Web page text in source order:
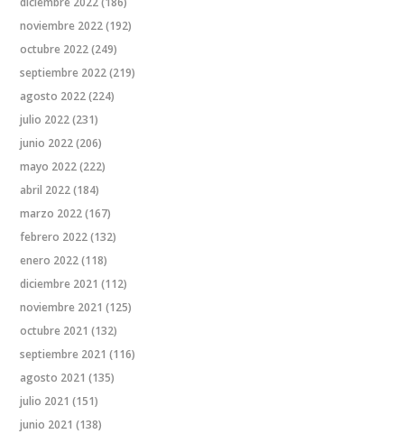
noviembre 2022(192)
octubre 2022(249)
septiembre 2022(219)
agosto 2022(224)
julio 2022(231)
junio 2022(206)
mayo 2022(222)
abril 2022(184)
marzo 2022(167)
febrero 2022(132)
enero 2022(118)
diciembre 2021 (112)
noviembre 2021 (125)
octubre 2021 (132)
septiembre 2021 (116)
agosto 2021 (135)
julio 2021 (151)
junio 2021 (138)